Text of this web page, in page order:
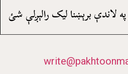
لاندې برېښنا ليک رالېږلې شئ